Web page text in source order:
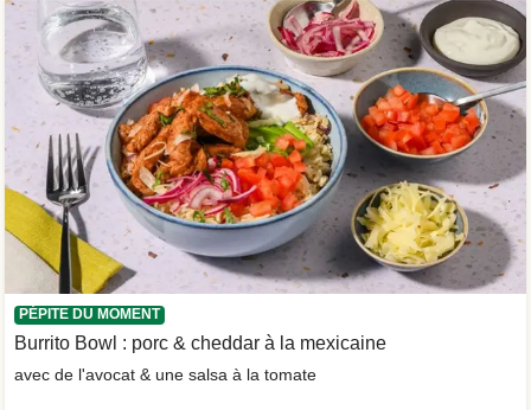
PÉPITE DU MOMENT
Burrito Bowl : porc & cheddar à la mexicaine
avec de l'avocat & une salsa à la tomate